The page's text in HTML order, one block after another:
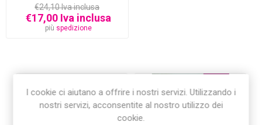
€24,10 Iva inclusa
€17,00 Iva inclusa
più spedizione
I cookie ci aiutano a offrire i nostri servizi. Utilizzando i
nostri servizi, acconsentite al nostro utilizzo dei
cookie.